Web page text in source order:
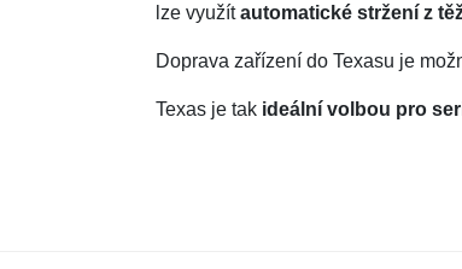
lze využítautomatické stržení z
Doprava zařízení do Texasu je
Texas je tak ideální volbou pro